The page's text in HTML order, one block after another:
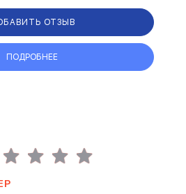
ОТЗЫВ
ПОДРОБНЕЕ